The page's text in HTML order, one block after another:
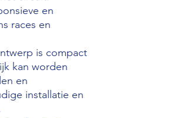
en
races en
is compact
kan worden
en
installatie en